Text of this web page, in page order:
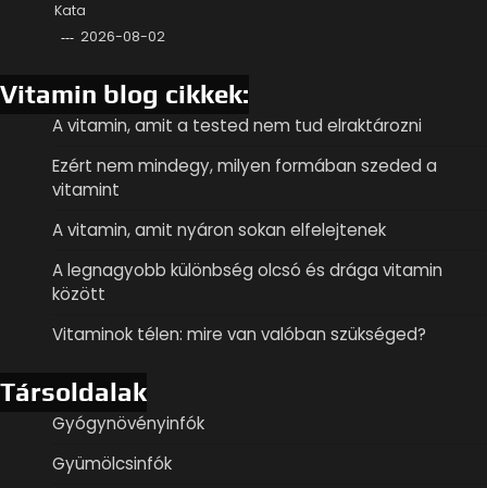
Kata
2026-08-02
Vitamin blog cikkek:
A vitamin, amit a tested nem tud elraktározni
Ezért nem mindegy, milyen formában szeded a
vitamint
A vitamin, amit nyáron sokan elfelejtenek
A legnagyobb különbség olcsó és drága vitamin
között
Vitaminok télen: mire van valóban szükséged?
Társoldalak
Gyógynövényinfók
Gyümölcsinfók